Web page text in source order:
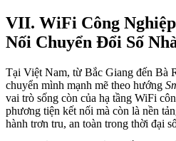
VII. WiFi Công
Nối Chuyển Đổi Số
Tại Việt Nam, từ Bắc Giang đến Bà
chuyển mình mạnh mẽ theo hướng
vai trò sống còn của hạ tầng WiFi
phương tiện kết nối mà còn là nền
hành trơn tru, an toàn trong thời đại